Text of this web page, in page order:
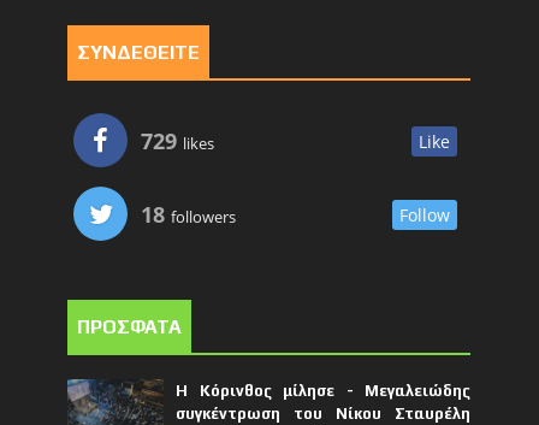
ΣΥΝΔΕΘΕΙΤΕ
729 likes Like
18 followers Follow
ΠΡΟΣΦΑΤΑ
Η Κόρινθος μίλησε - Μεγαλειώδης
συγκέντρωση του Νίκου Σταυρέλη